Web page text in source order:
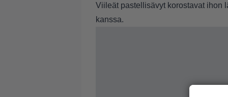
Viileät pastellisävyt korostavat ihon
kanssa.